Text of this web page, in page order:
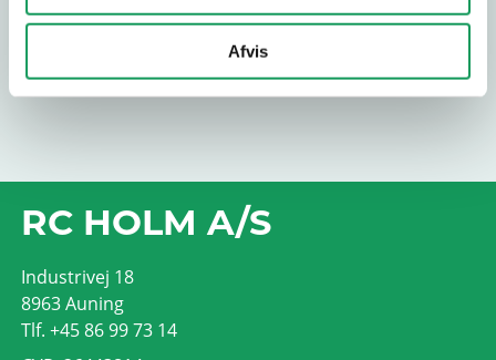
Afvis
RC HOLM A/S
Industrivej 18
8963 Auning
Tlf. +45 86 99 73 14